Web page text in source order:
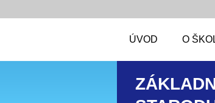
ÚVOD O